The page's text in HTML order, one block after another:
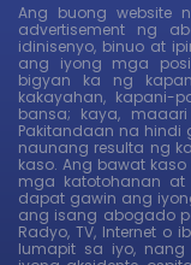
Ang buong website
advertisement ng
idinisenyo, binuo at
ang iyong mga
bigyan ka ng
kakayahan, kapani-
bansa; kaya,
Pakitandaan na
naunang resulta ng
kaso. Ang bawat
mga katotohanan
dapat gawin ang
ang isang abogado
Radyo, TV, Internet o
lumapit sa iyo,